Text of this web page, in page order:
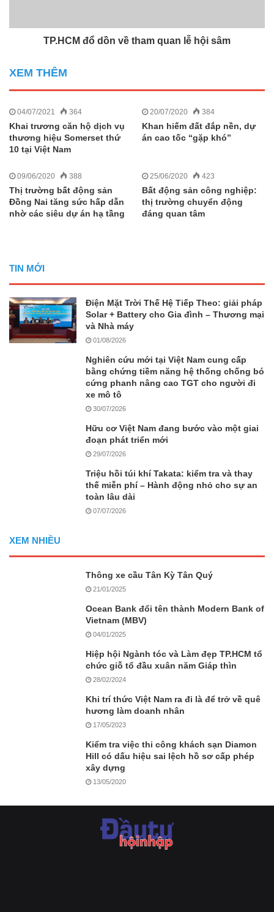
TP.HCM đổ dồn về tham quan lễ hội sâm
XEM THÊM
04/07/2021 364
Khai trương căn hộ dịch vụ
thương hiệu Somerset thứ
10 tại Việt Nam
20/07/2020 384
Khan hiếm đất đắp nền, dự
án cao tốc “gặp khó”
09/06/2020 388
Thị trường bất động sản
Đồng Nai tăng sức hấp dẫn
nhờ các siêu dự án hạ tầng
25/06/2020 423
Bất động sản công nghiệp:
thị trường chuyển động
đáng quan tâm
TIN MỚI
Điện Mặt Trời Thế Hệ Tiếp Theo: giải pháp
Solar + Battery cho Gia đình – Thương mại
và Nhà máy
01/08/2026
Nghiên cứu mới tại Việt Nam cung cấp
bằng chứng tiềm năng hệ thống chống bó
cứng phanh nâng cao TGT cho người đi
xe mô tô
30/07/2026
Hữu cơ Việt Nam đang bước vào một giai
đoạn phát triển mới
29/07/2026
Triệu hồi túi khí Takata: kiểm tra và thay
thế miễn phí – Hành động nhỏ cho sự an
toàn lâu dài
07/07/2026
XEM NHIỀU
Thông xe cầu Tân Kỳ Tân Quý
21/01/2025
Ocean Bank đổi tên thành Modern Bank of
Vietnam (MBV)
04/01/2025
Hiệp hội Ngành tóc và Làm đẹp TP.HCM tổ
chức giỗ tổ đầu xuân năm Giáp thìn
28/02/2024
Khi trí thức Việt Nam ra đi là để trở về quê
hương làm doanh nhân
17/05/2023
Kiểm tra việc thi công khách sạn Diamon
Hill có dấu hiệu sai lệch hồ sơ cấp phép
xây dựng
13/05/2020